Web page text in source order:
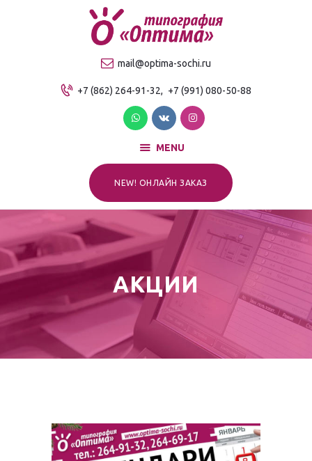
mail@optima-sochi.ru
+7 (862) 264-91-32, +7 (991) 080-50-88
MENU
NEW! ОНЛАЙН ЗАКАЗ
АКЦИИ
Качественная типография в Сочи
О компании
Продукция
Услуги
Прайс-лист
Для клиентов